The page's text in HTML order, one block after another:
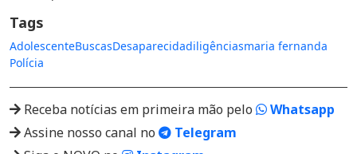
Tags
AdolescenteBuscasDesaparecidadiligênciasmaria fernanda
Polícia
Receba notícias em primeira mão pelo
Whatsapp
Assine nosso canal no
Telegram